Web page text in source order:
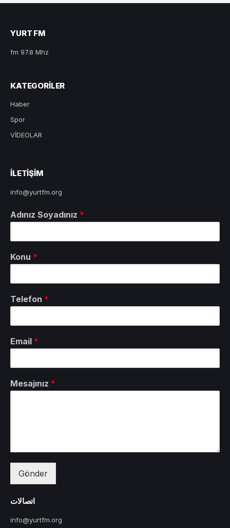
YURT FM
fm 97.8 Mhz
KATEGORILER
Haber
Spor
VİDEOLAR
ILETIŞIM
info@yurtfm.org
Adınız Soyadınız *
Konu *
Telefon *
Email *
Mesajınız *
Gönder
اتصالات
info@yurtfm.org